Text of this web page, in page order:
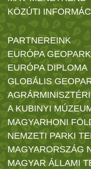
KÖZÚTI
PARTNEREINK
EURÓPA
EURÓPA DIPLOMA
GLOBÁLIS
A KUBINYI
MAGYARHONI
NEMZETI PARKI
MAGYARORSZÁG
MAGYAR ÁLLAMI